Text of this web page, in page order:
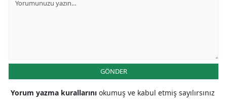
Manisa
GÖNDER
Yorum yazma kurallarını okumuş ve kabul etmiş sayılırsınız